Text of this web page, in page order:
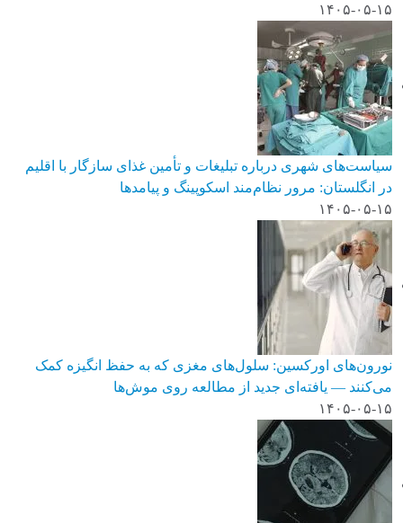
۱۴۰۵-۰۵-۱۵
سیاست‌های شهری درباره تبلیغات و تأمین غذای سازگار با اقلیم
در انگلستان: مرور نظام‌مند اسکوپینگ و پیامدها
۱۴۰۵-۰۵-۱۵
نورون‌های اورکسین: سلول‌های مغزی که به حفظ انگیزه کمک
می‌کنند — یافته‌ای جدید از مطالعه روی موش‌ها
۱۴۰۵-۰۵-۱۵